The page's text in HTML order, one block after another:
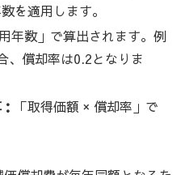
を適用します。
年数」で算出されます。例
、償却率は0.2となりま
「取得価額 × 償却率」で